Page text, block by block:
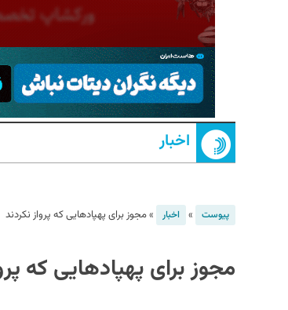
اخبار
پیوست » اخبار »مجوز برای پهپادهایی که پرواز نکردند
مجوز برای پهپادهایی که